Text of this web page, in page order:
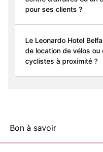
pour ses clients ?
Le Leonardo Hotel
de location de vélos
cyclistes à proximité ?
Bon à savoir